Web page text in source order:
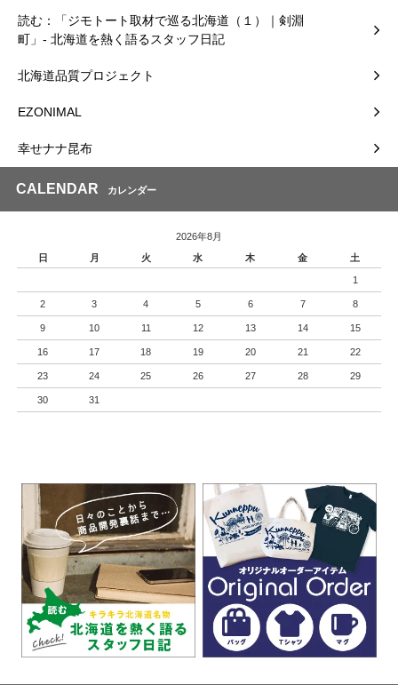
読む：「ジモトート取材で巡る北海道（１）｜剣淵
町」- 北海道を熱く語るスタッフ日記
北海道品質プロジェクト
EZONIMAL
幸せナナ昆布
CALENDAR カレンダー
2026年8月
日
月 火 水 木 金 土
1
2 3 4 5 6 7 8
9 10 11 12 13 14 15
16 17 18 19 20 21 22
23 24 25 26 27 28 29
30 31